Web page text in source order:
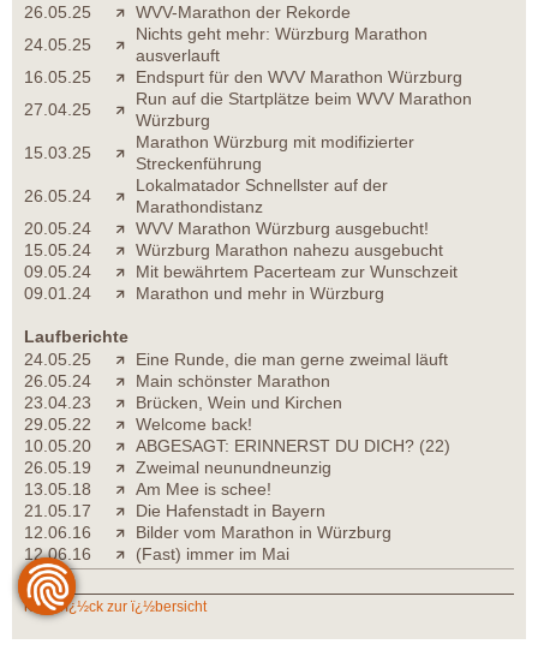
26.05.25
WVV-Marathon der Rekorde
24.05.25
Nichts geht mehr: Würzburg Marathon
ausverlauft
16.05.25
Endspurt für den WVV Marathon Würzburg
27.04.25
Run auf die Startplätze beim WVV Marathon
Würzburg
15.03.25
Marathon Würzburg mit modifizierter
Streckenführung
26.05.24
Lokalmatador Schnellster auf der
Marathondistanz
20.05.24
WVV Marathon Würzburg ausgebucht!
15.05.24
Würzburg Marathon nahezu ausgebucht
09.05.24
Mit bewährtem Pacerteam zur Wunschzeit
09.01.24
Marathon und mehr in Würzburg
Laufberichte
24.05.25
Eine Runde, die man gerne zweimal läuft
26.05.24
Main schönster Marathon
23.04.23
Brücken, Wein und Kirchen
29.05.22
Welcome back!
10.05.20
ABGESAGT: ERINNERST DU DICH? (22)
26.05.19
Zweimal neunundneunzig
13.05.18
Am Mee is schee!
21.05.17
Die Hafenstadt in Bayern
12.06.16
Bilder vom Marathon in Würzburg
12.06.16
(Fast) immer im Mai
zurï¿½ck zur ï¿½bersicht